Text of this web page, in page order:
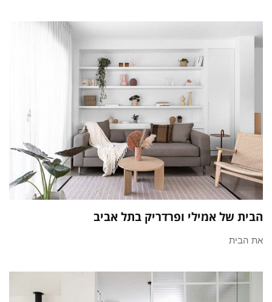
הבית של אמילי ופרדריק בתל אביב
את הבית